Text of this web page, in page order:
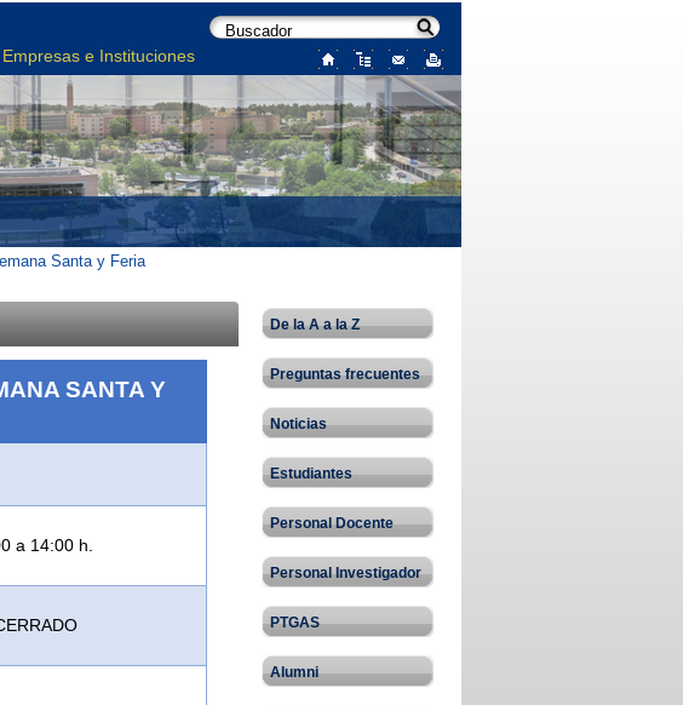
Empresas e Instituciones
Santa y Feria
SANTA Y
a 14:00 h.
De la A a la Z
Preguntas frecuentes
Noticias
Estudiantes
Personal Docente
Personal Investigador
PTGAS
Alumni